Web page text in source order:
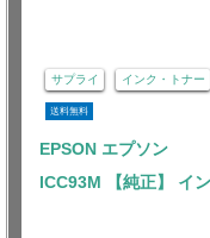
サプライ インク・トナー
送料無料
EPSON エプソン
ICC93M 【純正】 イ